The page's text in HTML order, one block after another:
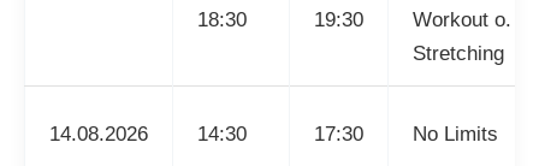
18:30 19:30
Workout o.
Stretching
14.08.2026 14:30 17:30 No Limits